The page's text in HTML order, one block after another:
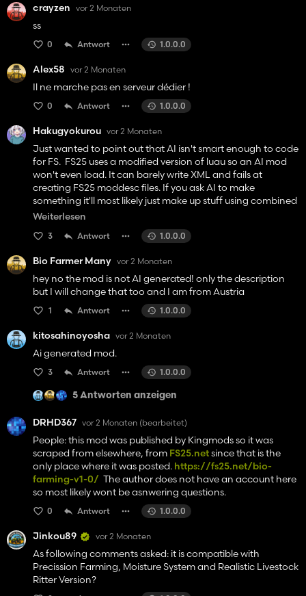
### Eingelegte und konservierte Waren
- 🥒 Bio-Erbsengurken
- 🫛 Bio-Grünbohnengurken
- 🥕 Bio-Karottengurken
- 🍠 Bio-Pastinakengurken
- 🍷 Bio-Rote-Bete-Gurken
- 🥬 Bio-Spinat in einer Tüte
- 🍇 Bio-Rosinen
### Textilien
- 🧵 Bio-Stoff
- 👕 Bio-Kleidung
Das alles natürlich zu Premium-Preisen!
## 💡 TIPPS & TRICKS
- **Beginnen Sie mit einem Tierstall:** Sie benötigen organischen
Mist/Gülle für Ihre Felder. Für den Anfang reichen ein paar
Hühner oder Schafe.
- **Trockenes Gras pressen:** Bio-Heuballen sind sehr ertragreich
und werden ohnehin als Tierfutter benötigt.
Ihren organischen Status auf einen Blick.
- **Häufig speichern:** Der Bio-Status auf Feldern, in Silos, in
Anhängern und in Ballen bleibt beim Speichern erhalten –
verwenden Sie diese Funktion.
## ❓ HÄUFIG GESTELLTE FRAGEN
**F: Mein Feld hat plötzlich seinen Bio-Status verloren – warum?**
A: Sie haben wahrscheinlich Kunstdünger oder Herbizide
verwendet. Das HUD zeigt Ihnen dies an. Sie müssen das Feld
wieder umbauen – dies kann mehrere Erntezyklen dauern.
**F: In meiner Tracking-Leiste wird nur Vanille angezeigt, obwohl
ich auf einem Bio-Feld geerntet habe.**
A: Überprüfen Sie, ob Ihr Feld tatsächlich als organisch (HUD)
markiert wurde. Wenn ja, senden Sie mir die Datei „log.txt“, damit
ich es überprüfen kann.
crayzen vor 2 Monaten
ss
0 Antwort 1.0.0.0
Alex58 vor 2 Monaten
Il ne marche pas en serveur dédier !
0 Antwort 1.0.0.0
Hakugyokurou vor 2 Monaten
Just wanted to point out that AI isn't smart enough to code
for FS. FS25 uses a modified version of luau so an AI mod
won't even load. It can barely write XML and fails at
creating FS25 moddesc files. If you ask AI to make
something it'll most likely just make up stuff using combined
forum posts from both FS19 and FS22. Something complex
like this takes _a lot_ of work and a lot of debugging to work
as intended. I spent a day just messing with objectStorage
Weiterlesen
3 Antwort 1.0.0.0
Bio Farmer Many vor 2 Monaten
hey no the mod is not AI generated! only the description
but I will change that too and I am from Austria
1 Antwort 1.0.0.0
kitosahinoyosha vor 2 Monaten
Ai generated mod.
3 Antwort 1.0.0.0
5 Antworten anzeigen
DRHD367 vor 2 Monaten (bearbeitet)
People: this mod was published by Kingmods so it was
scraped from elsewhere, from FS25.netsince that is the
only place where it was posted. https://fs25.net/bio-
farming-v1-0/ The author does not have an account here
so most likely wont be asnwering questions.
0 Antwort 1.0.0.0
Jinkou89 vor 2 Monaten
As following comments asked: it is compatible with
Precission Farming, Moisture System and Realistic Livestock
Ritter Version?